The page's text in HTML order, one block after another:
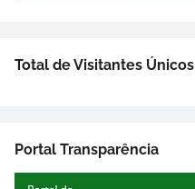
Total de Visitantes Únicos
Portal Transparência